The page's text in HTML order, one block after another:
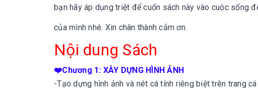
bạn hãy áp dụng triệt để cuốn sách này vào cuộc sống
của mình nhé. Xin chân thành cảm ơn.
Nội dung Sách
❤️Chương 1: XÂY DỰNG HÌNH ẢNH
-Tạo dựng hình ảnh và nét cá tính riêng biệt trên trang